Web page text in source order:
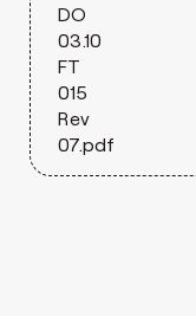
DO
03.10
FT
015
Rev
07.pdf